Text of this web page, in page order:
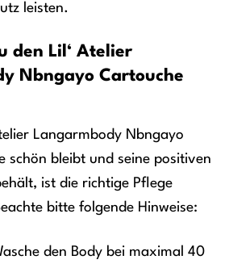
leisten.
den Lil‘ Atelier
Nbngayo Cartouche
Langarmbody Nbngayo
schön bleibt und seine positiven
ist die richtige Pflege
bitte folgende Hinweise:
den Body bei maximal 40